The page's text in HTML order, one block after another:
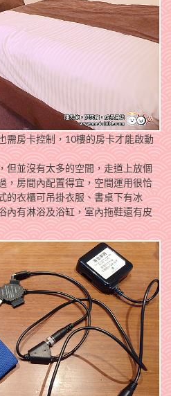
需房卡控制，10樓的房卡才能啟動
但並沒有太多的空間，走道上放個
，房間內配置得宜，空間運用很恰
的衣櫃可吊掛衣服、書桌下有冰
內有淋浴及浴缸，室內拖鞋還有皮